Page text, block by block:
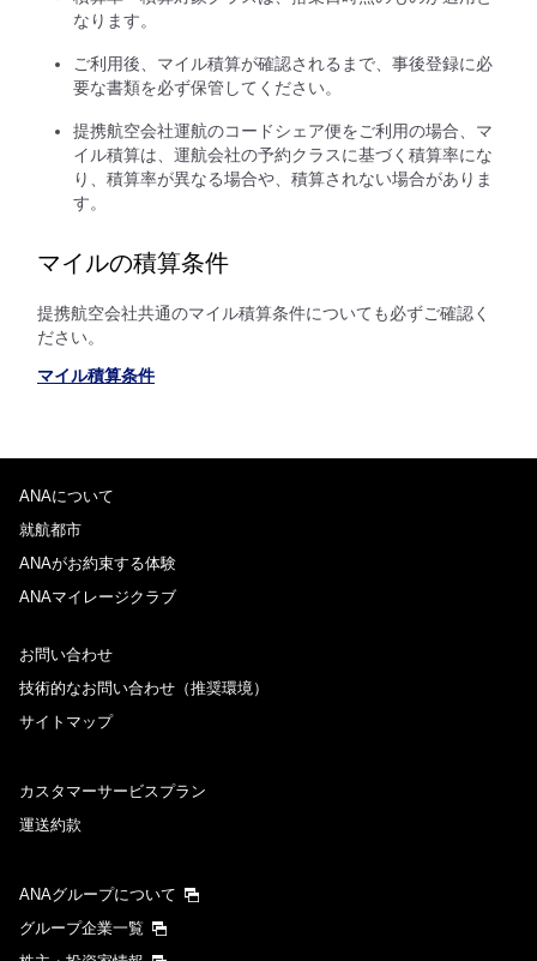
なります。
ご利用後、マイル積算が確認されるまで、事後登録に必
要な書類を必ず保管してください。
提携航空会社運航のコードシェア便をご利用の場合、マ
イル積算は、運航会社の予約クラスに基づく積算率にな
り、積算率が異なる場合や、積算されない場合がありま
す。
マイルの積算条件
提携航空会社共通のマイル積算条件についても必ずご確認く
ださい。
マイル積算条件
ANAについて
就航都市
ANAがお約束する体験
ANAマイレージクラブ
お問い合わせ
技術的なお問い合わせ（推奨環境）
サイトマップ
カスタマーサービスプラン
運送約款
ANAグループについて
グループ企業一覧